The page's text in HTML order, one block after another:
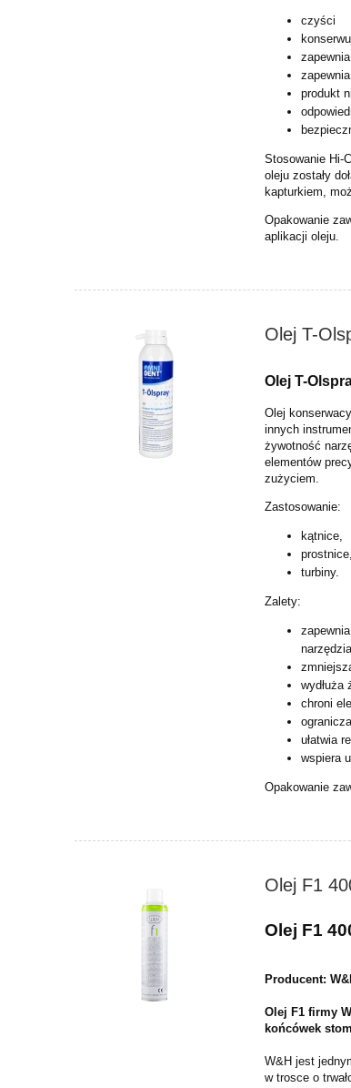
czyści
produkt
Stosowanie Hi-
oleju zostały
kapturkiem,
Opakowanie
aplikacji oleju.
Olej T-
Olej T-
Olej
innych
żywotność
elementów
zużyciem.
Zastosowanie:
kątnice,
prostnice,
turbiny.
Zalety:
wydłuża
chroni
ułatwia
wspiera
Opakowanie
Olej F1
Olej F1
Producent:
Olej F1 firmy
końcówek
W&H jest
w trosce o